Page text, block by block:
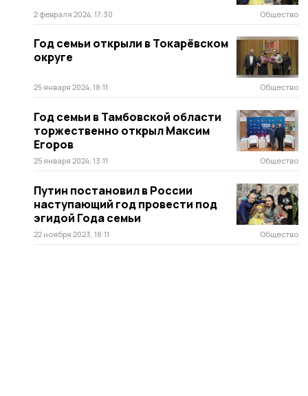
2 февраля 2024, 17:30 Общество
Год семьи открыли в Токарёвском
округе
25 января 2024, 18:11 Общество
Год семьи в Тамбовской области
торжественно открыл Максим
Егоров
25 января 2024, 13:11 Общество
Путин постановил в России
наступающий год провести под
эгидой Года семьи
22 ноября 2023, 18:11 Общество